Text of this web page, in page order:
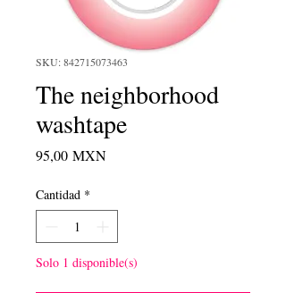
SKU: 842715073463
The neighborhood
washtape
95,00 MXNPrecio
Cantidad *
Solo 1 disponible(s)